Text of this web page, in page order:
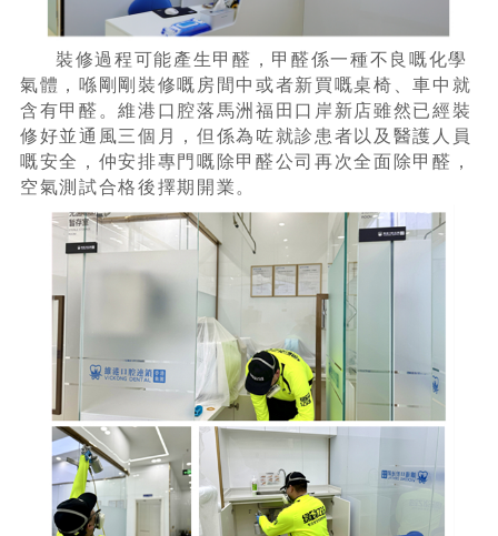
裝修過程可能產生甲醛，甲醛係一種不良嘅化學
氣體，喺剛剛裝修嘅房間中或者新買嘅桌椅、車中就
含有甲醛。維港口腔落馬洲福田口岸新店雖然已經裝
修好並通風三個月，但係為咗就診患者以及醫護人員
嘅安全，仲安排專門嘅除甲醛公司再次全面除甲醛，
空氣測試合格後擇期開業。